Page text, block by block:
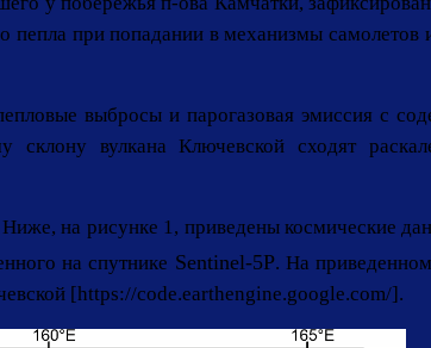
при попадании в механизмы самолетов
выбросы и парогазовая эмиссия с
вулкана Ключевской сходят
на рисунке 1, приведены космические
на спутнике Sentinel-5P. На
[https://code.earthengine.google.com/].